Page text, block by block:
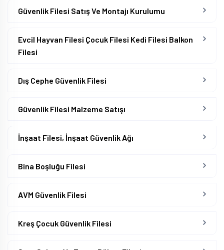
Güvenlik Filesi Satış Ve Montajı Kurulumu
Evcil Hayvan Filesi Çocuk Filesi Kedi Filesi Balkon
Filesi
Dış Cephe Güvenlik Filesi
Güvenlik Filesi Malzeme Satışı
İnşaat Filesi, İnşaat Güvenlik Ağı
Bina Boşluğu Filesi
AVM Güvenlik Filesi
Kreş Çocuk Güvenlik Filesi